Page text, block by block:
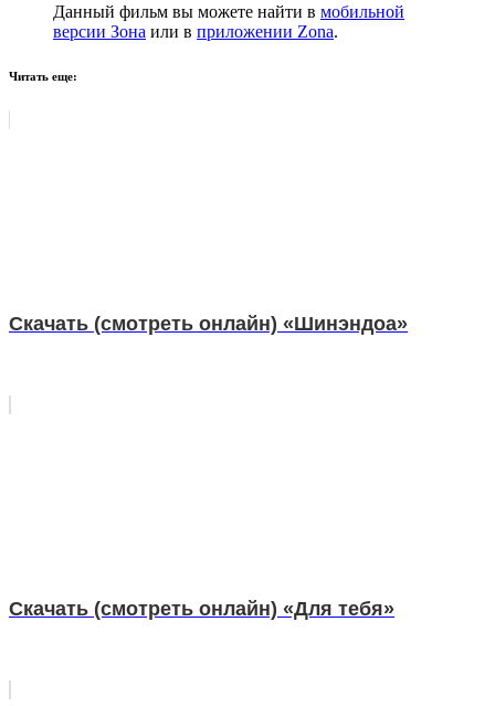
Данный фильм вы можете найти в мобильной
версии Зона или в приложении Zona.
Читать еще:
Скачать (смотреть онлайн) «Шинэндоа»
Скачать (смотреть онлайн) «Для тебя»